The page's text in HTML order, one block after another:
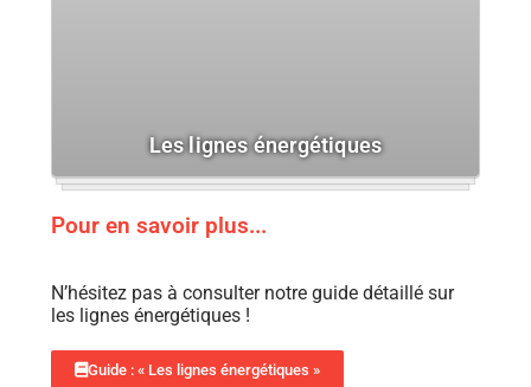
Les lignes énergétiques
Pour en savoir plus...
N’hésitez pas à consulter notre guide détaillé sur
les lignes énergétiques !
Guide : « Les lignes énergétiques »